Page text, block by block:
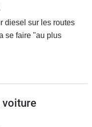
diesel sur les routes
se faire "au plus
voiture